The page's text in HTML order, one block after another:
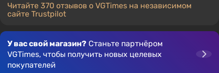
Читайте 370 отзывов о VGTimes на независимом
сайте Trustpilot
У вас свой магазин? Станьте партнёром
VGTimes, чтобы получить новых целевых
покупателей